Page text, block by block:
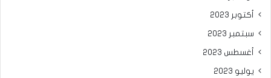
أكتوبر 2023
سبتمبر 2023
أغسطس 2023
يوليو 2023